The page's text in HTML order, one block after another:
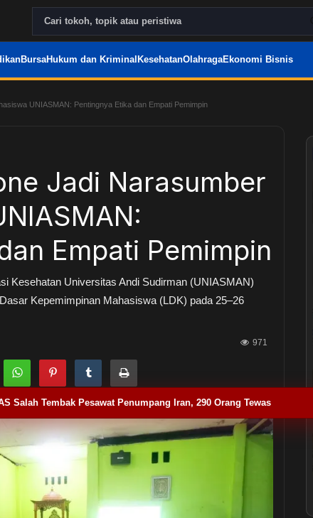
BursaHukum dan Kriminal KesehatanOlahragaEkonomi Bisnis
UNIASMAN: Pentingnya Etika dan Empati Pemimpin
Jadi Narasumber
Empati Pemimpin
Kesehatan Universitas Andi Sudirman (UNIASMAN)
Kepemimpinan Mahasiswa (LDK) pada 25–26
971
Salah Tembak Pesawat Penumpang Iran, 290 Orang Tewas